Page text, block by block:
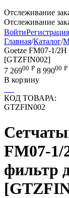
Отслеживание
Отслеживание
ВойтиРегистрация
Главная/Каталог/
Goetze FM07-1/
[GTZFIN002]
7 26900 Р 8 99000 Р
В корзину
КОД ТОВАРА:
GTZFIN002
FM07-1/
фильтр